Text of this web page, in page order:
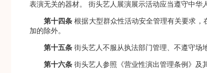
表演无关的器材。 街头艺人展演展示活动应当遵守中华
第十四条根据大型群众性活动安全管理有关要求
加的除外。
第十五条 街头艺人不服从执法部门管理、不遵守场
第十六条 街头艺人参照《营业性演出管理条例》及